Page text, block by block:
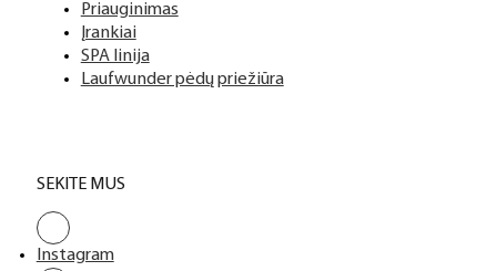
Priauginimas
Įrankiai
SPA linija
Laufwunder pėdų priežiūra
SEKITE MUS
Instagram